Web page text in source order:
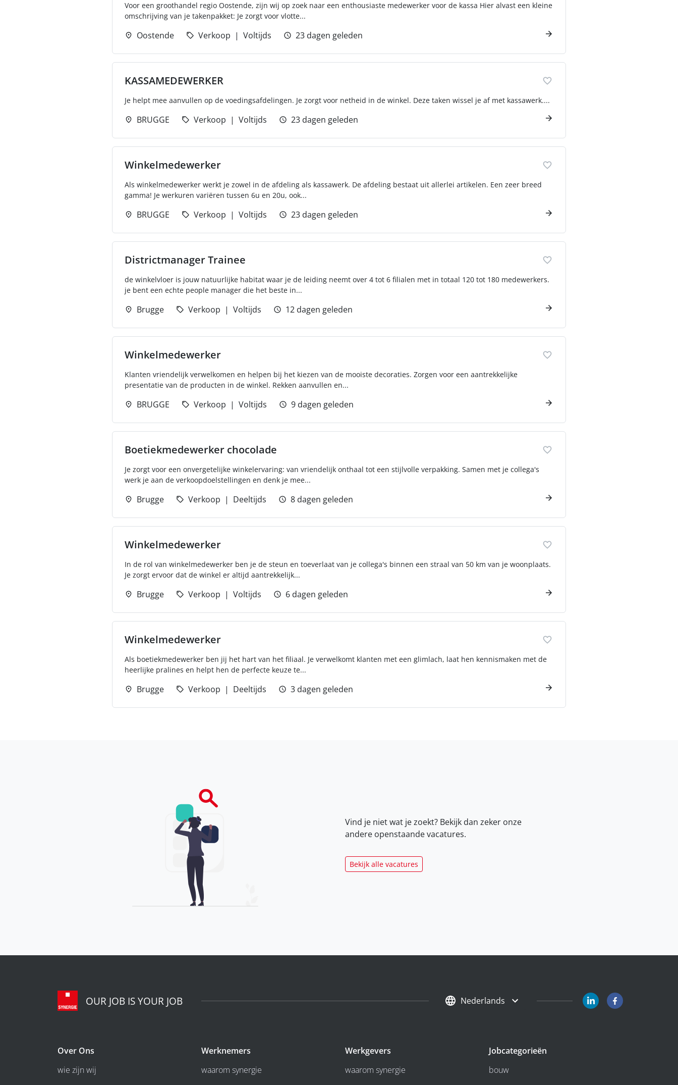
Voor een groothandel regio Oostende, zijn wij op zoek naar een enthousiaste medewerker voor de kassa Hier alvast een kleine
omschrijving van je takenpakket: Je zorgt voor vlotte...
Oostende Verkoop Voltijds 23 dagen geleden
KASSAMEDEWERKER
Je helpt mee aanvullen op de voedingsafdelingen. Je zorgt voor netheid in de winkel. Deze taken wissel je af met kassawerk....
BRUGGE Verkoop Voltijds 23 dagen geleden
Winkelmedewerker
Als winkelmedewerker werkt je zowel in de afdeling als kassawerk. De afdeling bestaat uit allerlei artikelen. Een zeer breed
gamma! Je werkuren variëren tussen 6u en 20u, ook...
BRUGGE Verkoop Voltijds 23 dagen geleden
Districtmanager Trainee
de winkelvloer is jouw natuurlijke habitat waar je de leiding neemt over 4 tot 6 filialen met in totaal 120 tot 180 medewerkers.
je bent een echte people manager die het beste in...
Brugge Verkoop Voltijds 12 dagen geleden
Winkelmedewerker
Klanten vriendelijk verwelkomen en helpen bij het kiezen van de mooiste decoraties. Zorgen voor een aantrekkelijke
presentatie van de producten in de winkel. Rekken aanvullen en...
BRUGGE Verkoop Voltijds 9 dagen geleden
Boetiekmedewerker chocolade
Je zorgt voor een onvergetelijke winkelervaring: van vriendelijk onthaal tot een stijlvolle verpakking. Samen met je collega's
werk je aan de verkoopdoelstellingen en denk je mee...
Brugge Verkoop Deeltijds 8 dagen geleden
Winkelmedewerker
In de rol van winkelmedewerker ben je de steun en toeverlaat van je collega's binnen een straal van 50 km van je woonplaats.
Je zorgt ervoor dat de winkel er altijd aantrekkelijk...
Brugge Verkoop Voltijds 6 dagen geleden
Winkelmedewerker
Als boetiekmedewerker ben jij het hart van het filiaal. Je verwelkomt klanten met een glimlach, laat hen kennismaken met de
heerlijke pralines en helpt hen de perfecte keuze te...
Brugge Verkoop Deeltijds 3 dagen geleden
Vind je niet wat je zoekt? Bekijk dan zeker onze
andere openstaande vacatures.
Bekijk alle vacatures
OUR JOB IS YOUR JOB Nederlands
Over Ons
wie zijn wij
Werknemers
waarom synergie
Werkgevers
waarom synergie
Jobcategorieën
bouw